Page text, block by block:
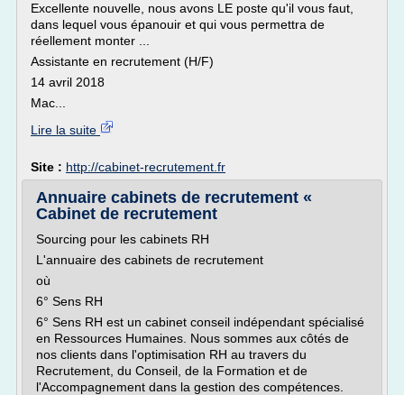
Excellente nouvelle, nous avons LE poste qu'il vous faut,
dans lequel vous épanouir et qui vous permettra de
réellement monter ...
Assistante en recrutement (H/F)
14 avril 2018
Mac...
Lire la suite
Site : http://cabinet-recrutement.fr
Annuaire cabinets de recrutement «
Cabinet de recrutement
Sourcing pour les cabinets RH
L'annuaire des cabinets de recrutement
où
6° Sens RH
6° Sens RH est un cabinet conseil indépendant spécialisé
en Ressources Humaines. Nous sommes aux côtés de
nos clients dans l'optimisation RH au travers du
Recrutement, du Conseil, de la Formation et de
l'Accompagnement dans la gestion des compétences.